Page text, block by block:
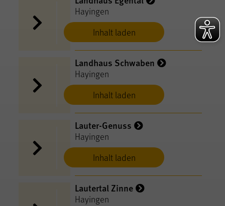
Inhalt laden
Hayingen
Inhalt laden
Landhaus Schwaben
Hayingen
Inhalt laden
Lauter-Genuss
Hayingen
Lautertal Zinne
Hayingen